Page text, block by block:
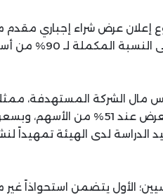
إعلان عرض شراء إجباري مقدم
كاسبيان لوجيستيكس هولدينج
الدراسة لدى الهيئة تمهيداً
الأول يتضمن استحواذاً